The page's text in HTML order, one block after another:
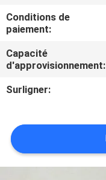
CONTRÔLE
DE
QUALITÉ
NOUS
NOUVELLES
Conditions de
paiement:
Capacité
d'approvisionnement:
Surligner: